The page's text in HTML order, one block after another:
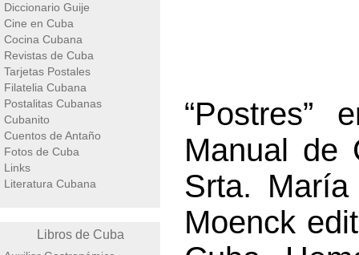
Diccionario Guije
Cine en Cuba
Cocina Cubana
Revistas de Cuba
Tarjetas Postales
Filatelia Cubana
Postalitas Cubanas
Cubanito
Cuentos de Antaño
Fotos de Cuba
Links
Literatura Cubana
Libros de Cuba
“Postres”
Manual de
Srta.
Moenck